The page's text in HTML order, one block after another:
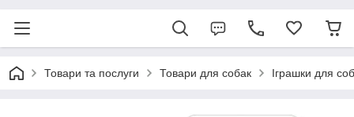
Товари та послуги Товари для собак Іграшки для